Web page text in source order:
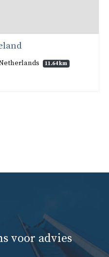
Netherlands 11.64 km
voor advies